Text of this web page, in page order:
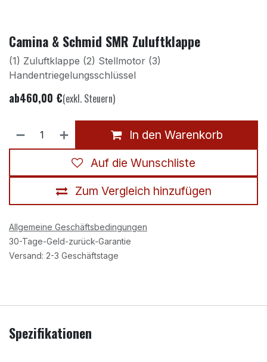
Camina & Schmid SMR Zuluftklappe
(1) Zuluftklappe (2) Stellmotor (3)
Handentriegelungsschlüssel
ab460,00 €(exkl. Steuern)
In den Warenkorb
Zum Vergleich hinzufügen
Auf die Wunschliste
Allgemeine Geschäftsbedingungen
30-Tage-Geld-zurück-Garantie
Versand: 2-3 Geschäftstage
Spezifikationen